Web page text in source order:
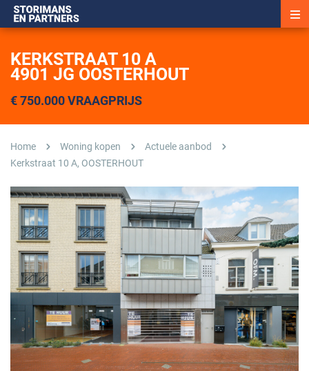
KERKSTRAAT 10 A
4901 JG OOSTERHOUT
€ 750.000 VRAAGPRIJS
Home Woning kopen
Actuele aanbod
Kerkstraat 10 A, OOSTERHOUT